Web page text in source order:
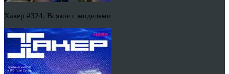
Хакер #324. Всякое с моделями